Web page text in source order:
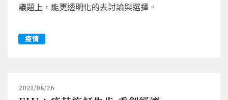
議題上，能更透明化的去討論與選擇。
疫情
2021/08/26